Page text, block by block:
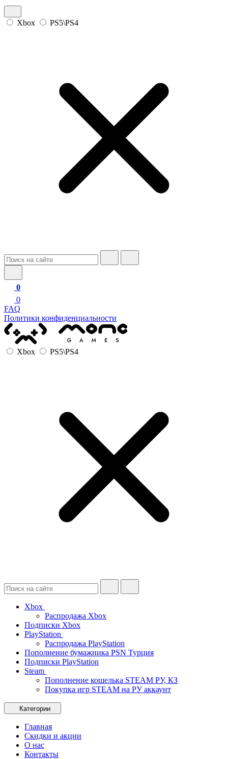
Xbox PS5\PS4
0
0
FAQ
Политики конфиденциальности
Xbox PS5\PS4
Xbox
Распродажа Xbox
Подписки Xbox
PlayStation
Распродажа PlayStation
Пополнение бумажника PSN Турция
Подписки PlayStation
Steam
Пополнение кошелька STEAM РУ, КЗ
Покупка игр STEAM на РУ аккаунт
Категории
Главная
Скидки и акции
О нас
Контакты